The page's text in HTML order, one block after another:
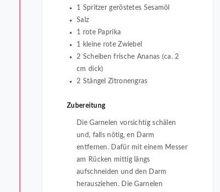
1 Spritzer geröstetes Sesamöl
Salz
1 rote Paprika
1 kleine rote Zwiebel
2 Scheiben frische Ananas (ca. 2
cm dick)
2 Stängel Zitronengras
Zubereitung
Die Garnelen vorsichtig schälen
und, falls nötig, en Darm
entfernen. Dafür mit einem Messer
am Rücken mittig längs
aufschneiden und den Darm
herausziehen. Die Garnelen